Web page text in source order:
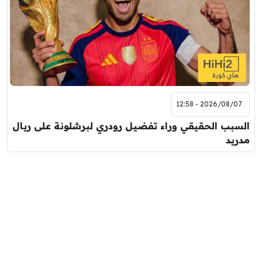
2026/08/07 - 12:58
السبب الحقيقي وراء تفضيل رودري لبرشلونة على ريال
مدريد